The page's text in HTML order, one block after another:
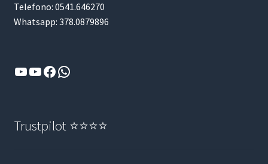
Telefono: 0541.646270
Whatsapp: 378.0879896
YouTube
YouTube
Facebook
WhatsApp
Trustpilot ⭐⭐⭐⭐